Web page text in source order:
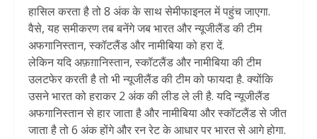
हासिल करता है तो 8 अंक के साथ सेमीफाइनल में पहुंच जाएगा.
वैसे, यह समीकरण तब बनेंगे जब भारत और न्यूजीलैंड की टीम
अफगानिस्तान, स्कॉटलैंड और नामीबिया को हरा दें.
लेकिन यदि अफ़ग़ानिस्तान, स्कॉटलैंड और नामीबिया की टीम
उलटफेर करती है तो भी न्यूजीलैंड की टीम को फायदा है. क्योंकि
उसने भारत को हराकर 2 अंक की लीड ले ली है. यदि न्यूजीलैंड
अफगानिस्तान से हार जाता है और नामीबिया और स्कॉटलैंड से जीत
जाता है तो 6 अंक होंगे और रन रेट के आधार पर भारत से आगे होगा.